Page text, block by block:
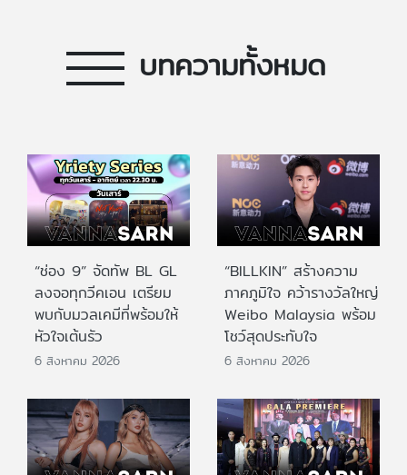
บทความทั้งหมด
“ช่อง 9” จัดทัพ BL GL
ลงจอทุกวีคเอน เตรียม
พบกับมวลเคมีที่พร้อมให้
หัวใจเต้นรัว
6 สิงหาคม 2026
“BILLKIN” สร้างความ
ภาคภูมิใจ คว้ารางวัลใหญ่
Weibo Malaysia พร้อม
โชว์สุดประทับใจ
6 สิงหาคม 2026